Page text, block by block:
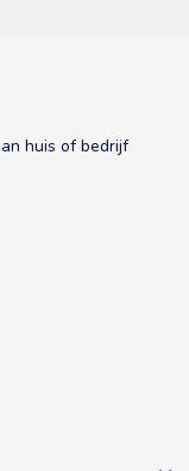
huis of bedrijf